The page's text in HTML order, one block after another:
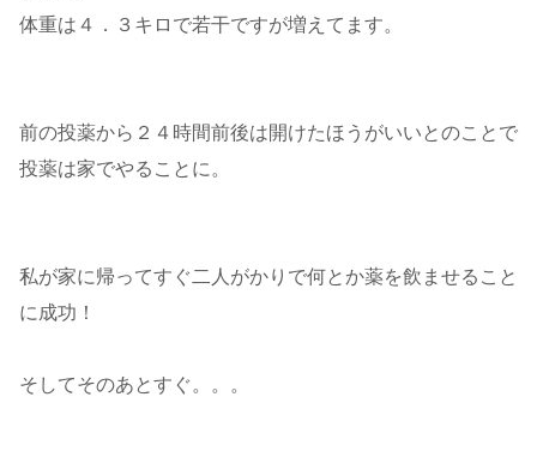
体重は４．３キロで若干ですが増えてます。
前の投薬から２４時間前後は開けたほうがいいとのことで
投薬は家でやることに。
私が家に帰ってすぐ二人がかりで何とか薬を飲ませること
に成功！
そしてそのあとすぐ。。。